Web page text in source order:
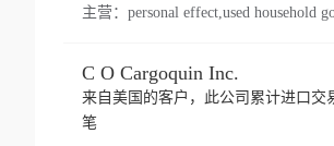
主营：
C O Cargoquin Inc.
来自美国的客户，此公司累计进口交
笔